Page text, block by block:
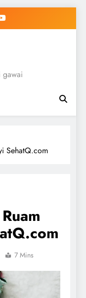
gawai
SehatQ.com
7 Mins